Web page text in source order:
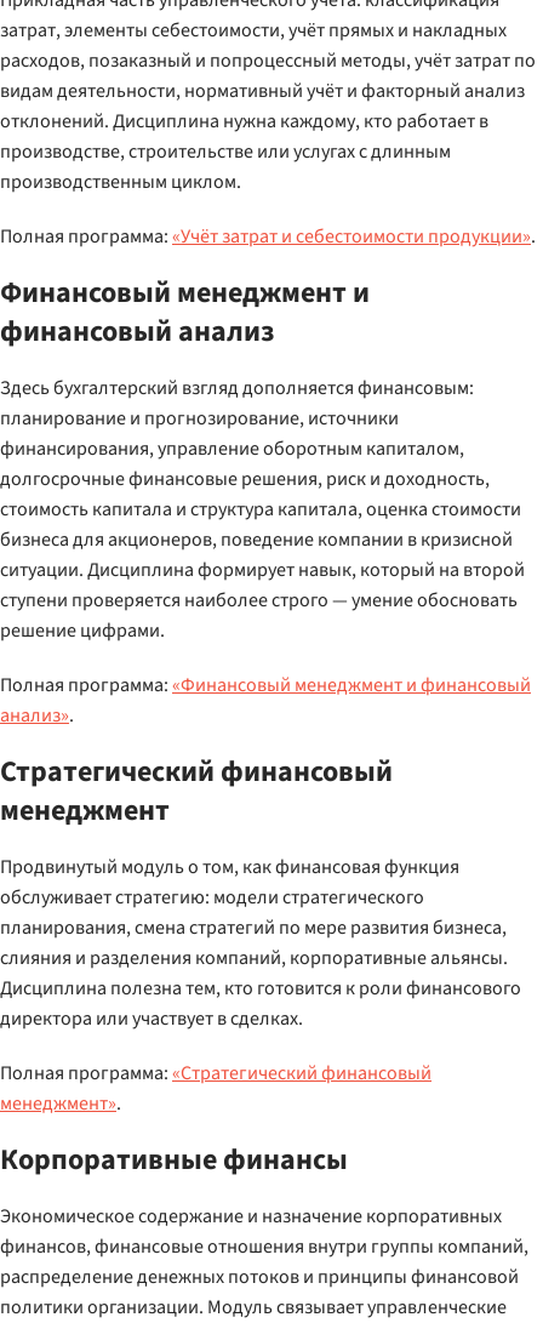
затрат, элементы себестоимости, учёт прямых и накладных
расходов, позаказный и попроцессный методы, учёт затрат по
видам деятельности, нормативный учёт и факторный анализ
отклонений. Дисциплина нужна каждому, кто работает в
производстве, строительстве или услугах с длинным
производственным циклом.
Полная программа:«Учёт затрат и себестоимости продукции».
Финансовый менеджмент и
финансовый анализ
Здесь бухгалтерский взгляд дополняется финансовым:
планирование и прогнозирование, источники
финансирования, управление оборотным капиталом,
долгосрочные финансовые решения, риск и доходность,
стоимость капитала и структура капитала, оценка стоимости
бизнеса для акционеров, поведение компании в кризисной
ситуации. Дисциплина формирует навык, который на второй
ступени проверяется наиболее строго — умение обосновать
решение цифрами.
Полная программа:«Финансовый менеджмент и финансовый
анализ».
Стратегический финансовый
менеджмент
Продвинутый модуль о том, как финансовая функция
обслуживает стратегию: модели стратегического
планирования, смена стратегий по мере развития бизнеса,
слияния и разделения компаний, корпоративные альянсы.
Дисциплина полезна тем, кто готовится к роли финансового
директора или участвует в сделках.
Полная программа:«Стратегический финансовый
менеджмент».
Корпоративные финансы
Экономическое содержание и назначение корпоративных
финансов, финансовые отношения внутри группы компаний,
распределение денежных потоков и принципы финансовой
политики организации. Модуль связывает управленческие